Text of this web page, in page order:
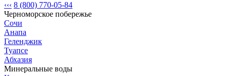
‹‹‹ 8 (800) 770-05-84
Черноморское побережье
Сочи
Анапа
Геленджик
Туапсе
Абхазия
Минеральные воды